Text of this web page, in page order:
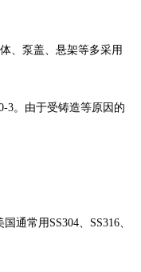
体、泵盖、悬架等多采用
3。由于受铸造等原因的
国通常用 SS304 SS316